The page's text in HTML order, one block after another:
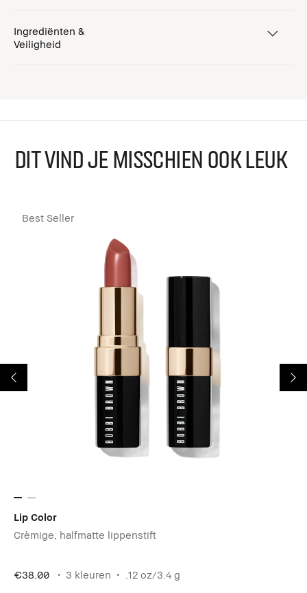
Ingrediënten &
Veiligheid
DIT VIND JE MISSCHIEN OOK LEUK
Best Seller
Lip Color
Crèmige, halfmatte lippenstift
€38.00 3 kleuren .12 oz/3.4 g